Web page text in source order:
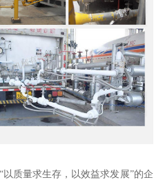
质量求生存，以效益求发展”的企